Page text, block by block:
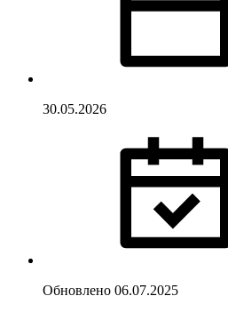
30.05.2026
Обновлено 06.07.2025